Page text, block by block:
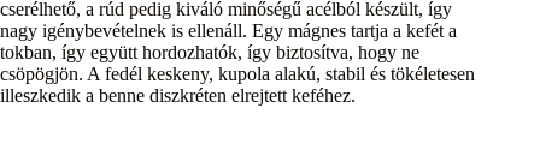
cserélhető, a rúd pedig kiváló minőségű acélból készült, így
nagy igénybevételnek is ellenáll. Egy mágnes tartja a kefét a
tokban, így együtt hordozhatók, így biztosítva, hogy ne
csöpögjön. A fedél keskeny, kupola alakú, stabil és tökéletesen
illeszkedik a benne diszkréten elrejtett keféhez.